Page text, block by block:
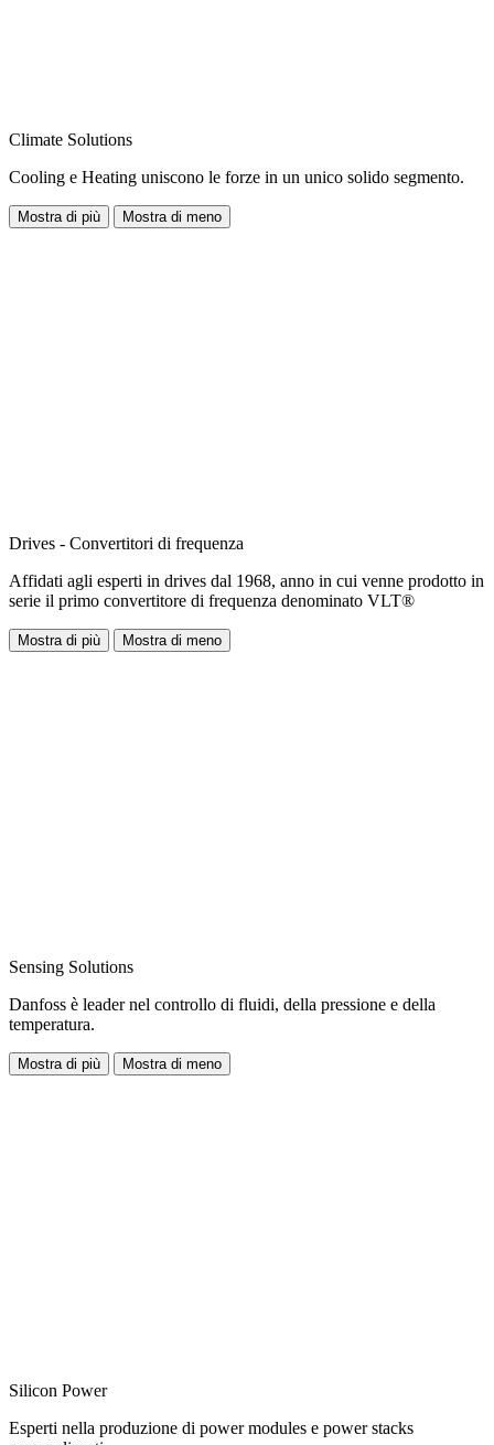
Climate Solutions
Cooling e Heating uniscono le forze in un unico solido segmento.
Mostra di più Mostra di meno
Drives - Convertitori di frequenza
Affidati agli esperti in drives dal 1968, anno in cui venne prodotto in
serie il primo convertitore di frequenza denominato VLT®
Mostra di più Mostra di meno
Sensing Solutions
Danfoss è leader nel controllo di fluidi, della pressione e della
temperatura.
Mostra di più Mostra di meno
Silicon Power
Esperti nella produzione di power modules e power stacks